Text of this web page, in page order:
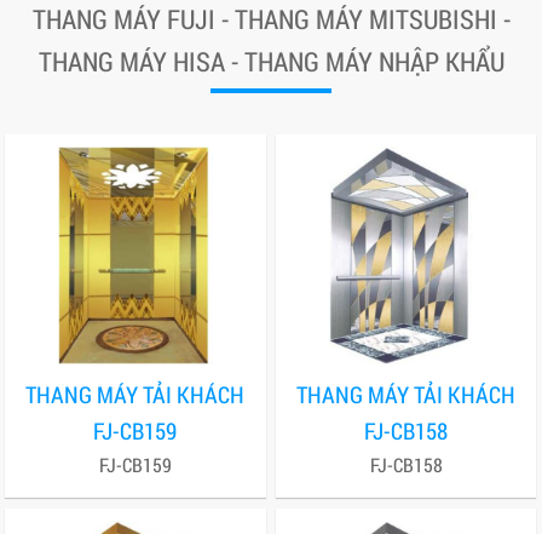
THANG MÁY FUJI - THANG MÁY MITSUBISHI -
THANG MÁY HISA - THANG MÁY NHẬP KHẨU
THANG MÁY TẢI KHÁCH
FJ-CB159
FJ-CB159
THANG MÁY TẢI KHÁCH
FJ-CB158
FJ-CB158